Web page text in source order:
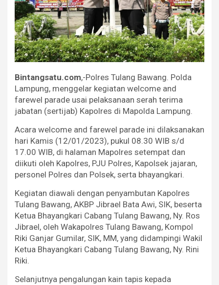
Bintangsatu.com,-Polres Tulang Bawang. Polda
Lampung, menggelar kegiatan welcome and
farewel parade usai pelaksanaan serah terima
jabatan (sertijab) Kapolres di Mapolda Lampung.
Acara welcome and farewel parade ini dilaksanakan
hari Kamis (12/01/2023), pukul 08.30 WIB s/d
17.00 WIB, di halaman Mapolres setempat dan
diikuti oleh Kapolres, PJU Polres, Kapolsek jajaran,
personel Polres dan Polsek, serta bhayangkari.
Kegiatan diawali dengan penyambutan Kapolres
Tulang Bawang, AKBP Jibrael Bata Awi, SIK, beserta
Ketua Bhayangkari Cabang Tulang Bawang, Ny. Ros
Jibrael, oleh Wakapolres Tulang Bawang, Kompol
Riki Ganjar Gumilar, SIK, MM, yang didampingi Wakil
Ketua Bhayangkari Cabang Tulang Bawang, Ny. Rini
Riki.
Selanjutnya pengalungan kain tapis kepada